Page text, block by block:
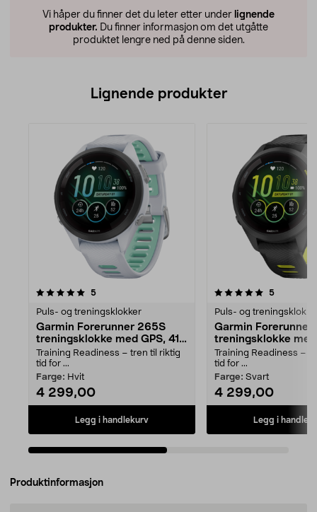
Vi håper du finner det du leter etter under lignende
produkter. Du finner informasjon om det utgåtte
produktet lengre ned på denne siden.
Lignende produkter
5anmeldelser
Puls- og treningsklokker
Garmin Forerunner 265S
treningsklokke med GPS, 41
mm
Training Readiness – tren til riktig
tid for ...
Farge: Hvit
4 299,00
Legg i handlekurv
5.0av 5 stjerner 5
Puls- og
Garmin Forerunner
treningsklokke med
mm
Training Readiness –
tid for ...
Farge: Svart
4 299,00
Legg i
5.0av 5 stjerner
Produktinformasjon